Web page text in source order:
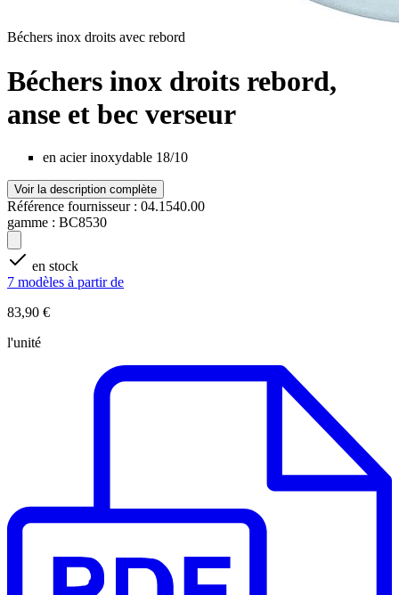
Béchers inox droits avec rebord
Béchers inox droits rebord,
anse et bec verseur
en acier inoxydable 18/10
Voir la description complète
Référence fournisseur : 04.1540.00
gamme : BC8530
en stock
7 modèles à partir de
83,90 €
l'unité